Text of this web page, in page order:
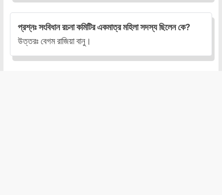
প্রশ্নঃ সংবিধান রচনা কমিটির একমাত্র মহিলা সদস্য ছিলেন কে?
উত্তরঃ বেগম রাজিয়া বানু।